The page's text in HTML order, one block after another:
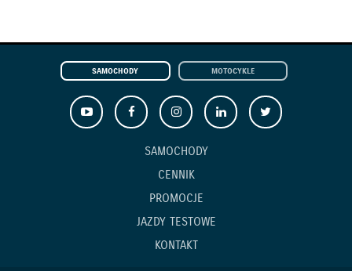
SAMOCHODY MOTOCYKLE
SAMOCHODY
CENNIK
PROMOCJE
JAZDY TESTOWE
KONTAKT